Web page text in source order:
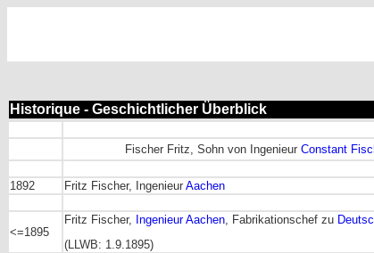
Historique - Geschichtlicher Überblick
Fischer Fritz, Sohn von Ingenieur Constant
1892 Fritz Fischer, Ingenieur Aachen
<=1895
Fritz Fischer, Ingenieur Aachen, Fabrikationschef zu
(LLWB: 1.9.1895)